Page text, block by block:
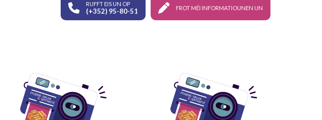
RUFFT EIS UN OP
(+352) 95-80-51 FROT MÉI INFORMATIOUNEN UN